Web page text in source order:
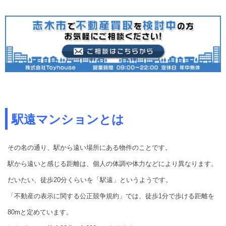
駅遠マンションとは
その名の通り、駅から遠い場所にある物件のことです。
駅から遠いと感じる距離は、個人の体調や体力などにより異なります。
だいたい、徒歩20分くらいを「駅遠」というようです。
「不動産の表示に関する公正競争規約」では、徒歩1分で歩ける距離を
80mと定めています。